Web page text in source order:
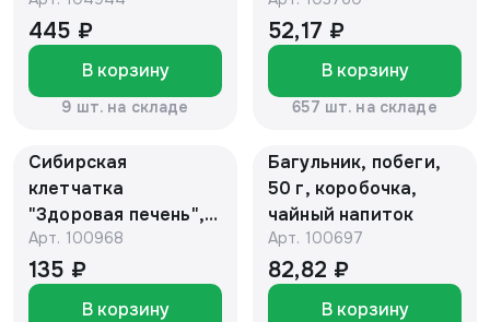
марка "Алтаведъ"
445 ₽
В корзину
9 шт. на складе
52,17 ₽
В корзину
657 шт. на складе
Сибирская
клетчатка
"Здоровая печень",
170 г
Арт. 100968
135 ₽
В корзину
Багульник, побеги,
50 г, коробочка,
чайный напиток
Арт. 100697
82,82 ₽
В корзину